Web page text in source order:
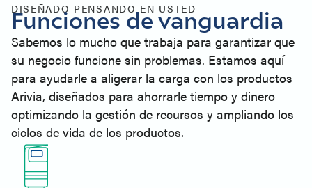
Póngase en contacto con
DISEÑADO PENSANDO EN USTED
Funciones de vanguardia
Sabemos lo mucho que trabaja para garantizar que
su negocio funcione sin problemas. Estamos aquí
para ayudarle a aligerar la carga con los productos
Arivia, diseñados para ahorrarle tiempo y dinero
optimizando la gestión de recursos y ampliando los
ciclos de vida de los productos.